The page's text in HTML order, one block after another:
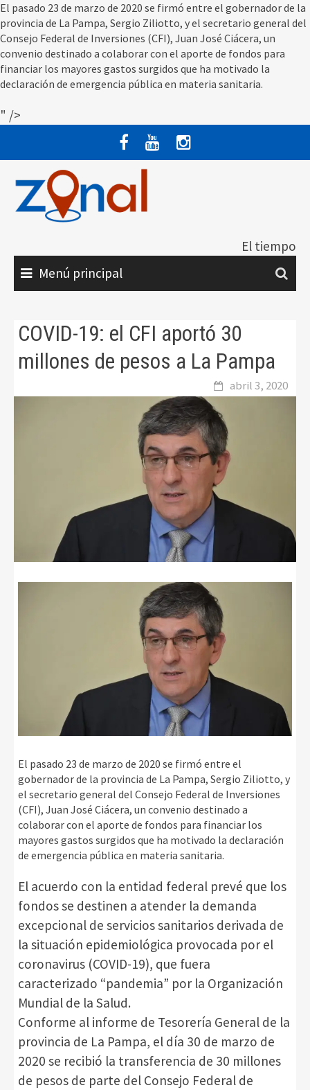
El pasado 23 de marzo de 2020 se firmó entre el gobernador de la
provincia de La Pampa, Sergio Ziliotto, y el secretario general del
Consejo Federal de Inversiones (CFI), Juan José Ciácera, un
convenio destinado a colaborar con el aporte de fondos para
financiar los mayores gastos surgidos que ha motivado la
declaración de emergencia pública en materia sanitaria.
" />
contenido
El tiempo
Menú principal
COVID-19: el CFI aportó 30
millones de pesos a La Pampa
abril 3, 2020
El pasado 23 de marzo de 2020 se firmó entre el
gobernador de la provincia de La Pampa, Sergio Ziliotto, y
el secretario general del Consejo Federal de Inversiones
(CFI), Juan José Ciácera, un convenio destinado a
colaborar con el aporte de fondos para financiar los
mayores gastos surgidos que ha motivado la declaración
de emergencia pública en materia sanitaria.
El acuerdo con la entidad federal prevé que los
fondos se destinen a atender la demanda
excepcional de servicios sanitarios derivada de
la situación epidemiológica provocada por el
coronavirus (COVID-19), que fuera
caracterizado “pandemia” por la Organización
Mundial de la Salud.
Conforme al informe de Tesorería General de la
provincia de La Pampa, el día 30 de marzo de
2020 se recibió la transferencia de 30 millones
de pesos de parte del Consejo Federal de